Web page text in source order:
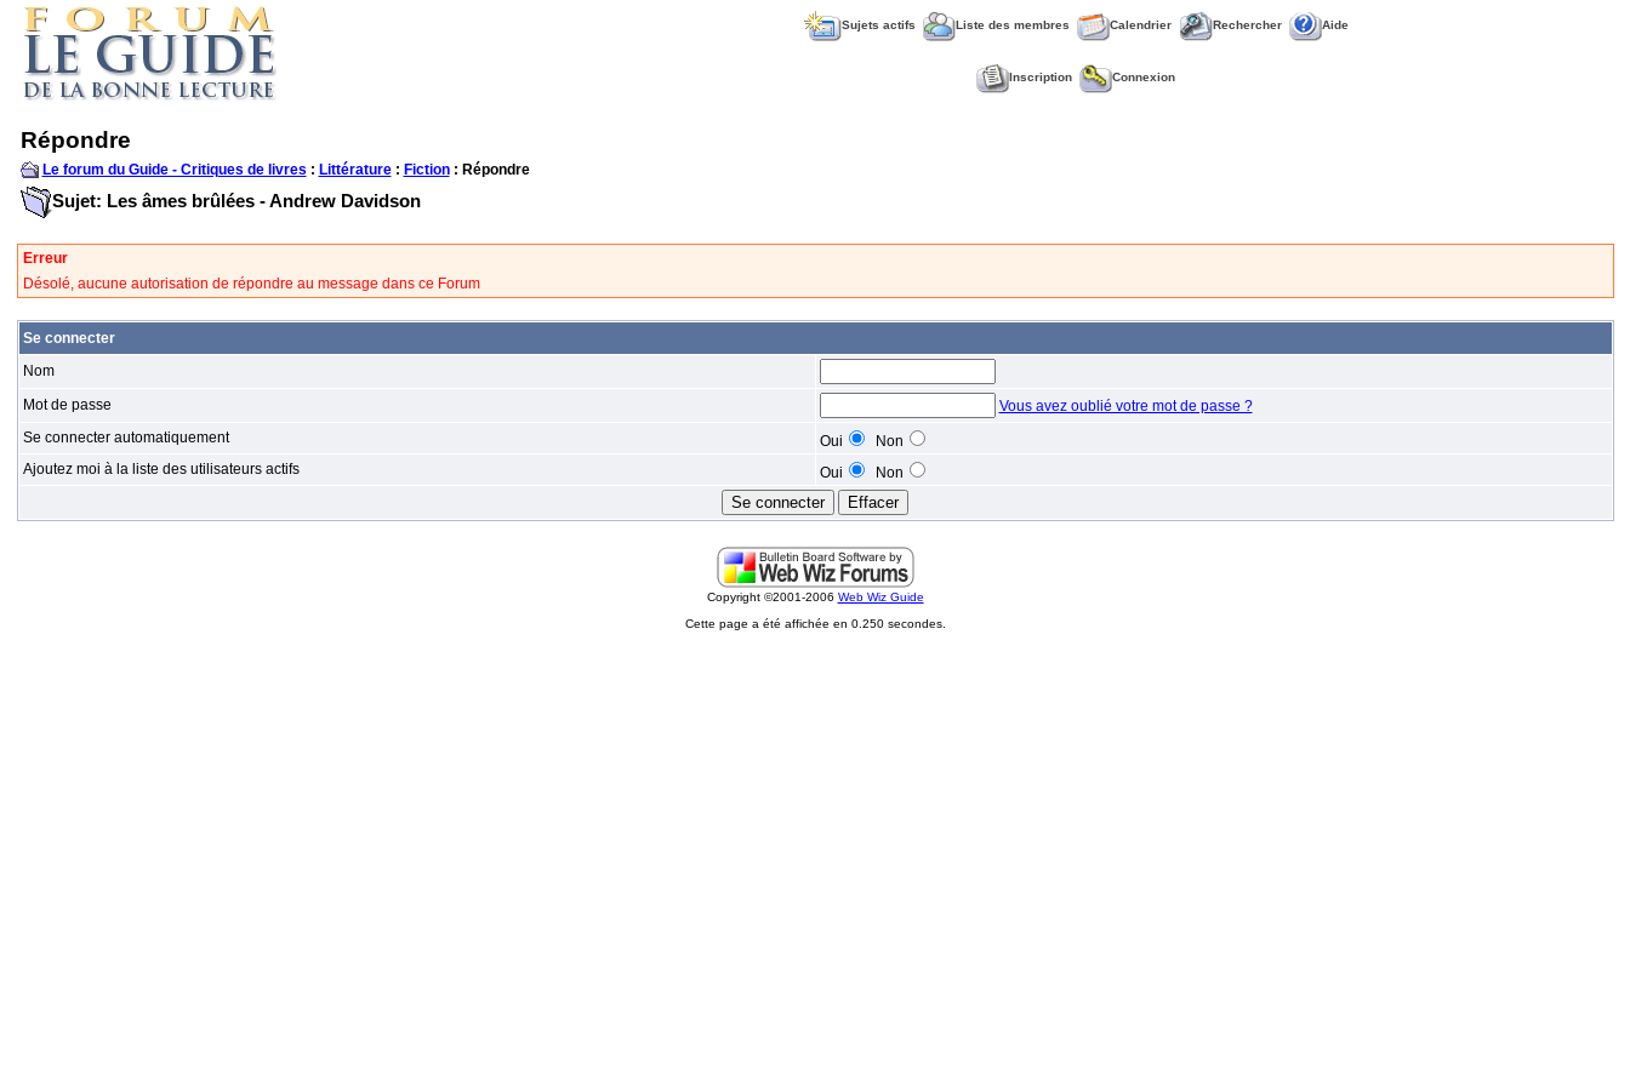
Sujets actifs Liste des membres Calendrier Rechercher Aide
Inscription Connexion
Répondre
Le forum du Guide - Critiques de livres : Littérature: Fiction: Répondre
Sujet: Les âmes brûlées - Andrew Davidson
Erreur
Désolé, aucune autorisation de répondre au message dans ce Forum
Se connecter
Nom
Mot de passe
Vous avez oublié votre mot de passe ?
Se connecter automatiquement
Oui
Non
Ajoutez moi à la liste des utilisateurs actifs
Oui Non
Copyright ©2001-2006 Web Wiz Guide
Cette page a été affichée en 0.250 secondes.